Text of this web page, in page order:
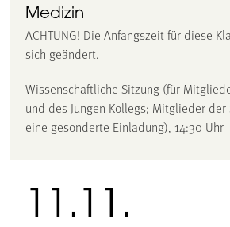
Medizin
ACHTUNG! Die Anfangszeit für diese
sich geändert.
Wissenschaftliche Sitzung (für
und des Jungen Kollegs; Mitglieder
eine gesonderte Einladung), 14:30 Uhr
11.11.